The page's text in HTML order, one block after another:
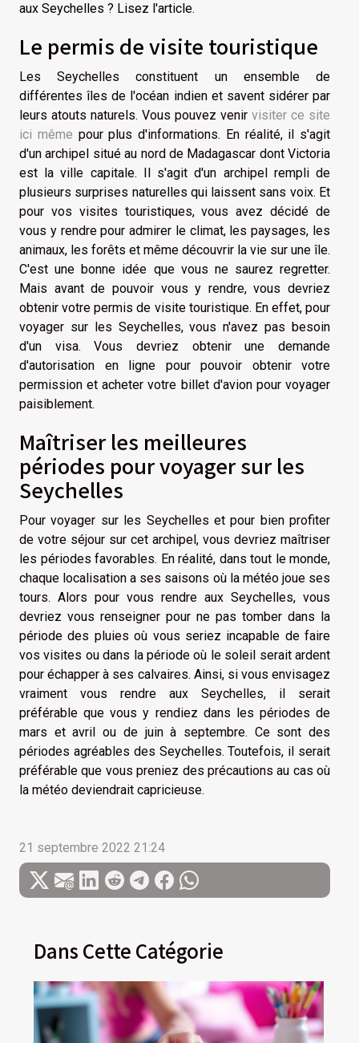
aux Seychelles ? Lisez l'article.
Le permis de visite touristique
Les Seychelles constituent un ensemble de
différentes îles de l'océan indien et savent sidérer par
leurs atouts naturels. Vous pouvez venir visiter ce site
ici même pour plus d'informations. En réalité, il s'agit
d'un archipel situé au nord de Madagascar dont Victoria
est la ville capitale. Il s'agit d'un archipel rempli de
plusieurs surprises naturelles qui laissent sans voix. Et
pour vos visites touristiques, vous avez décidé de
vous y rendre pour admirer le climat, les paysages, les
animaux, les forêts et même découvrir la vie sur une île.
C'est une bonne idée que vous ne saurez regretter.
Mais avant de pouvoir vous y rendre, vous devriez
obtenir votre permis de visite touristique. En effet, pour
voyager sur les Seychelles, vous n'avez pas besoin
d'un visa. Vous devriez obtenir une demande
d'autorisation en ligne pour pouvoir obtenir votre
permission et acheter votre billet d'avion pour voyager
paisiblement.
Maîtriser les meilleures
périodes pour voyager sur les
Seychelles
Pour voyager sur les Seychelles et pour bien profiter
de votre séjour sur cet archipel, vous devriez maîtriser
les périodes favorables. En réalité, dans tout le monde,
chaque localisation a ses saisons où la météo joue ses
tours. Alors pour vous rendre aux Seychelles, vous
devriez vous renseigner pour ne pas tomber dans la
période des pluies où vous seriez incapable de faire
vos visites ou dans la période où le soleil serait ardent
pour échapper à ses calvaires. Ainsi, si vous envisagez
vraiment vous rendre aux Seychelles, il serait
préférable que vous y rendiez dans les périodes de
mars et avril ou de juin à septembre. Ce sont des
périodes agréables des Seychelles. Toutefois, il serait
préférable que vous preniez des précautions au cas où
la météo deviendrait capricieuse.
21 septembre 2022 21:24
Dans Cette Catégorie